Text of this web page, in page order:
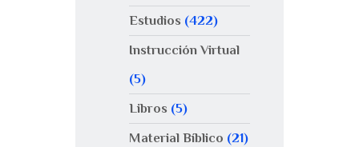
Estudios (422)
Instrucción Virtual
(5)
Libros (5)
Material Bíblico (21)